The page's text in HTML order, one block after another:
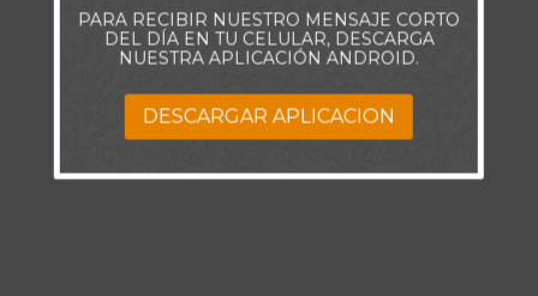
PARA RECIBIR NUESTRO MENSAJE CORTO
DEL DÍA EN TU CELULAR, DESCARGA
NUESTRA APLICACIÓN ANDROID.
DESCARGAR APLICACION